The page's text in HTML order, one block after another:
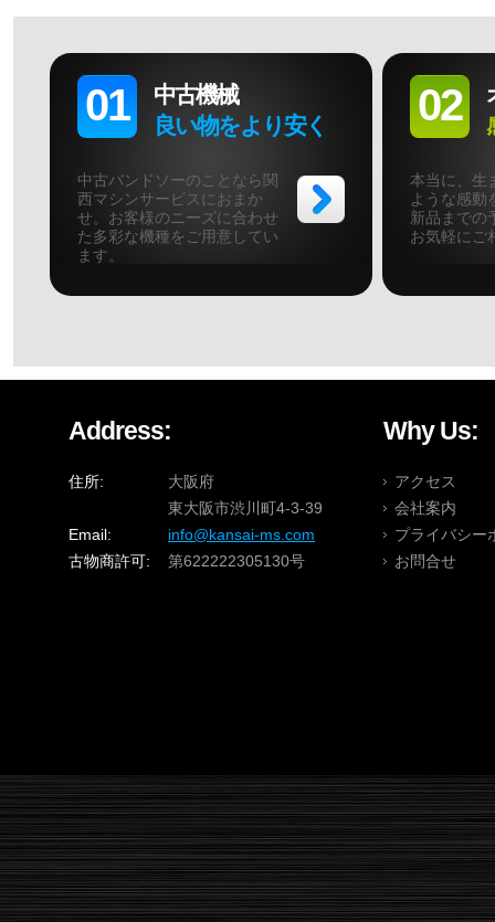
01
中古機械
良い物をより安く
中古バンドソーのことなら関
西マシンサービスにおまか
せ。お客様のニーズに合わせ
た多彩な機種をご用意してい
ます。
02
本当に、生
ような感動
新品までの
お気軽にご
Address:
住所:
大阪府
東大阪市渋川町4-3-39
Email:
info@kansai-ms.com
古物商許可:
第622222305130号
Why Us:
アクセス
会社案内
プライバシー
お問合せ